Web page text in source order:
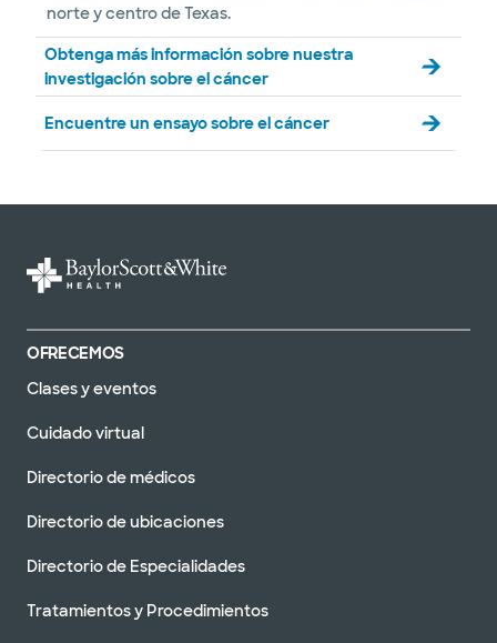
norte y centro de Texas.
Obtenga más información sobre nuestra
investigación sobre el cáncer
Encuentre un ensayo sobre el cáncer
OFRECEMOS
Clases y eventos
Cuidado virtual
Directorio de médicos
Directorio de ubicaciones
Directorio de Especialidades
Tratamientos y Procedimientos